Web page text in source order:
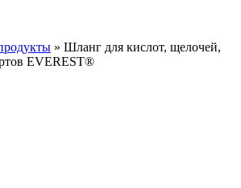
» Шланг для кислот, щелочей,
EVEREST®